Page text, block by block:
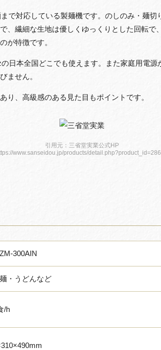
で対応している製麺機です。のしのみ・麺
、繊細な生地は優しくゆっくりとした回転で
が特徴です。
日本全国どこでも使えます。また家庭用電
ません。
り、高級感のある見た目もポイントです。
引用元：三省堂実業公式HP
www.sanseidou.jp/products/
300AIN
・うどんなど
/h